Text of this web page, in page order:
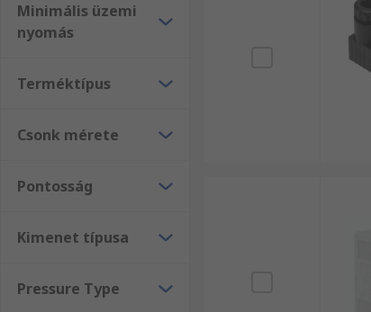
Minimális üzemi
nyomás
Terméktípus
Csonk mérete
Pontosság
Kimenet típusa
Pressure Type